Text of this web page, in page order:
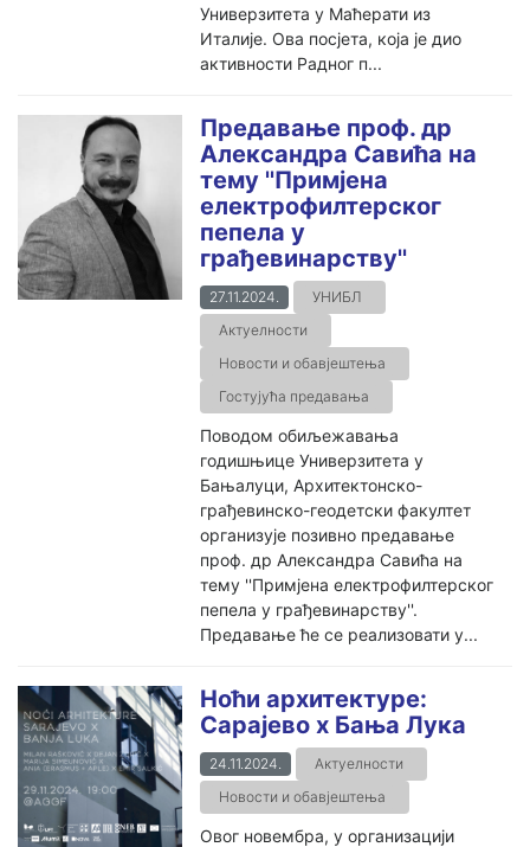
Универзитета у Маћерати из
Италије. Ова посјета, која је дио
активности Радног п...
Предавање проф. др
Александра Савића на
тему ''Примјена
електрофилтерског
пепела у
грађевинарству''
27.11.2024.
УНИБЛ
Актуелности
Новости и обавјештења
Гостујућа предавања
Поводом обиљежавања
годишњице Универзитета у
Бањалуци, Архитектонско-
грађевинско-геодетски факултет
организује позивно предавање
проф. др Александра Савића на
тему ''Примјена електрофилтерског
пепела у грађевинарству''.
Предавање ће се реализовати у...
Ноћи архитектуре:
Сарајево x Бања Лука
24.11.2024.
Актуелности
Новости и обавјештења
Овог новембра, у организацији